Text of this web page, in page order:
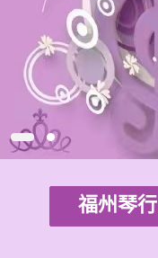
福州琴行